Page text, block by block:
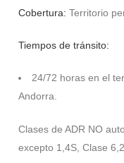
Cobertura: Territorio
Tiempos de tránsito:
24/72 horas en el
Andorra.
Clases de ADR NO
excepto 1,4S, Clase